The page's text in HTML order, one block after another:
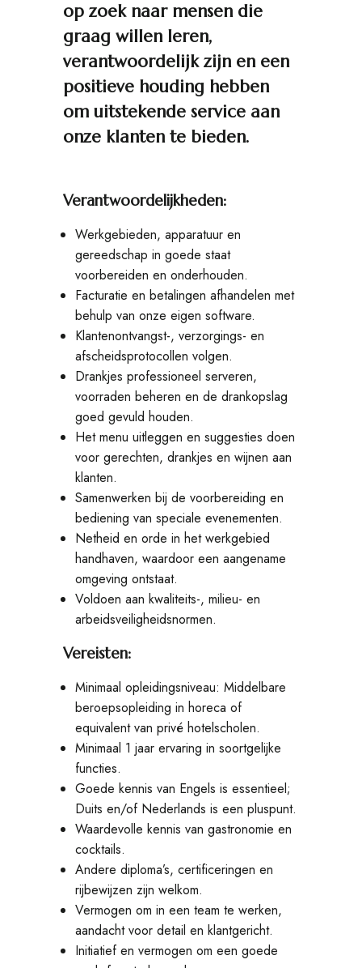
op zoek naar mensen die
graag willen leren,
verantwoordelijk zijn en een
positieve houding hebben
om uitstekende service aan
onze klanten te bieden.
Verantwoordelijkheden:
Werkgebieden, apparatuur en
gereedschap in goede staat
voorbereiden en onderhouden.
Facturatie en betalingen afhandelen met
behulp van onze eigen software.
Klantenontvangst-, verzorgings- en
afscheidsprotocollen volgen.
Drankjes professioneel serveren,
voorraden beheren en de drankopslag
goed gevuld houden.
Het menu uitleggen en suggesties doen
voor gerechten, drankjes en wijnen aan
klanten.
Samenwerken bij de voorbereiding en
bediening van speciale evenementen.
Netheid en orde in het werkgebied
handhaven, waardoor een aangename
omgeving ontstaat.
Voldoen aan kwaliteits-, milieu- en
arbeidsveiligheidsnormen.
Vereisten:
Minimaal opleidingsniveau: Middelbare
beroepsopleiding in horeca of
equivalent van privé hotelscholen.
Minimaal 1 jaar ervaring in soortgelijke
functies.
Goede kennis van Engels is essentieel;
Duits en/of Nederlands is een pluspunt.
Waardevolle kennis van gastronomie en
cocktails.
Andere diploma’s, certificeringen en
rijbewijzen zijn welkom.
Vermogen om in een team te werken,
aandacht voor detail en klantgericht.
Initiatief en vermogen om een goede